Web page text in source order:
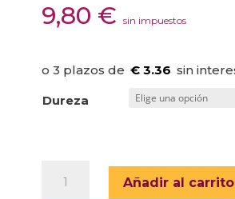
9,80 € sin impuestos
€ 3.36
Dureza
MORDEDOR
ARCOIRIS
Añadir al carrito